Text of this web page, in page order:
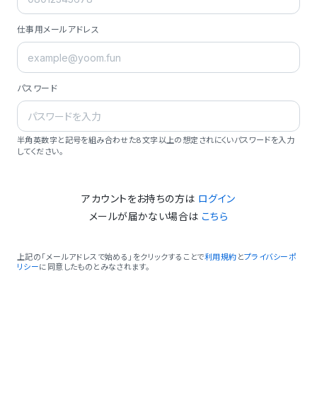
仕事用メールアドレス
パスワード
半角英数字と記号を組み合わせた8文字以上の想定されにくいパスワードを入力
してください。
アカウントをお持ちの方は ログイン
メールが届かない場合は こちら
上記の「メールアドレスで始める」をクリックすることで利用規約 とプライバシーポ
リシーに同意したものとみなされます。